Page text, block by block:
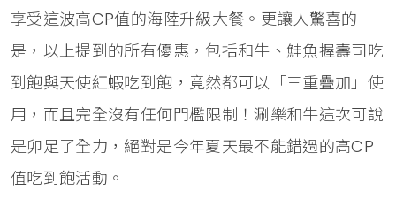
享受這波高CP值的海陸升級大餐。更讓人驚喜的
是，以上提到的所有優惠，包括和牛、鮭魚握壽司吃
到飽與天使紅蝦吃到飽，竟然都可以「三重疊加」使
用，而且完全沒有任何門檻限制！涮樂和牛這次可說
是卯足了全力，絕對是今年夏天最不能錯過的高CP
值吃到飽活動。